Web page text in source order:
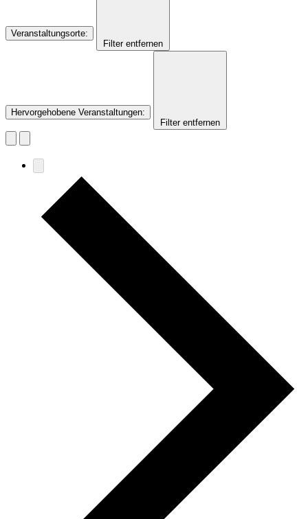
Veranstaltungsorte:
Filter entfernen
Hervorgehobene Veranstaltungen:
Filter entfernen